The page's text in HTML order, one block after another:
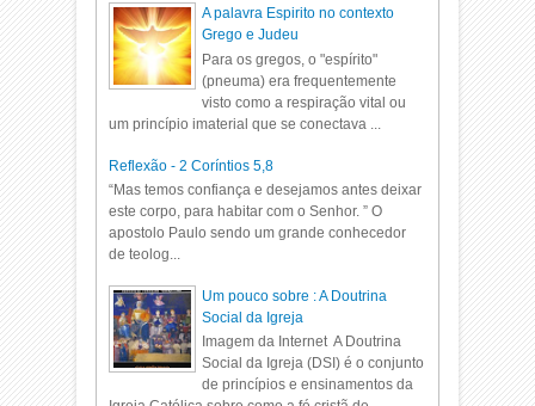
A palavra Espirito no contexto
Grego e Judeu
Para os gregos, o "espírito"
(pneuma) era frequentemente
visto como a respiração vital ou
um princípio imaterial que se conectava ...
Reflexão - 2 Coríntios 5,8
“Mas temos confiança e desejamos antes deixar
este corpo, para habitar com o Senhor. ” O
apostolo Paulo sendo um grande conhecedor
de teolog...
Um pouco sobre : A Doutrina
Social da Igreja
Imagem da Internet A Doutrina
Social da Igreja (DSI) é o conjunto
de princípios e ensinamentos da